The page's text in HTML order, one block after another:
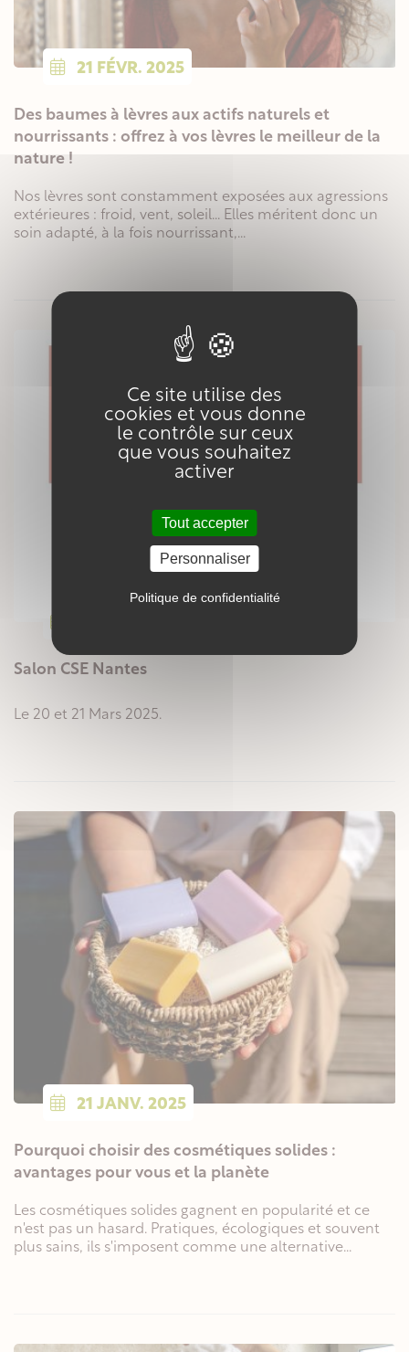
Ce site utilise des
cookies et vous donne
le contrôle sur ceux
que vous souhaitez
activer
Tout accepter
Personnaliser
Politique de confidentialité
21 FÉVR. 2025
Des baumes à lèvres aux actifs naturels et
nourrissants : offrez à vos lèvres le meilleur de la
nature !
Nos lèvres sont constamment exposées aux agressions
extérieures : froid, vent, soleil... Elles méritent donc un
soin adapté, à la fois nourrissant,...
Salon CSE Nantes
Le 20 et 21 Mars 2025.
21 JANV. 2025
Pourquoi choisir des cosmétiques solides :
avantages pour vous et la planète
Les cosmétiques solides gagnent en popularité et ce
n'est pas un hasard. Pratiques, écologiques et souvent
plus sains, ils s'imposent comme une alternative...